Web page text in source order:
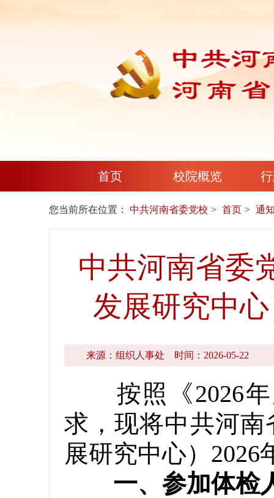
首页 校院概览
您当前所在位置： 中共河南省委党校 首页 通
中共河南省委
发展研究中
来源：组织人事处 时间：2026-05-22
按照《2026年
求，现将中共河
展研究中心）
一、参加体检